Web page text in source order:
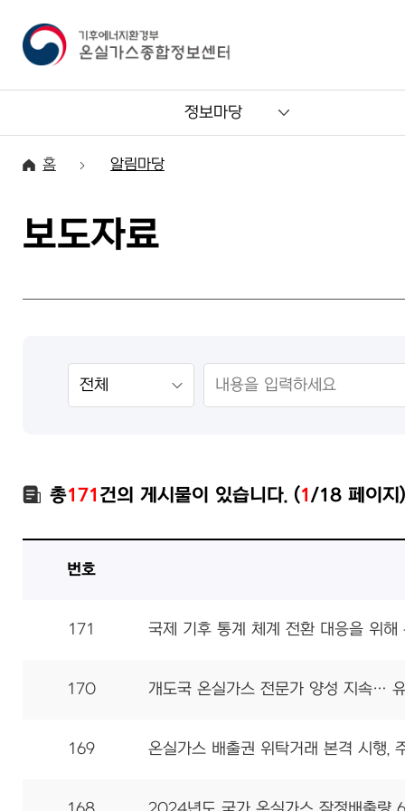
정보마당
홈 알림마당
보도자료
총171 건의 게시물이 있습니다. (1/18 페이지)
번호
171 국제 기후 통계 체계 전환 대응을 위
170 개도국 온실가스 전문가 양성 지속…
169 온실가스 배출권 위탁거래 본격 시행,